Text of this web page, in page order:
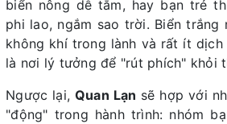
biển nông dễ tắm, hay bạn trẻ
phi lao, ngắm sao trời. Biển trắng
không khí trong lành và rất ít
là nơi lý tưởng để "rút phích" khỏi
Ngược lại, Quan Lạn sẽ hợp với
"động" trong hành trình: nhóm